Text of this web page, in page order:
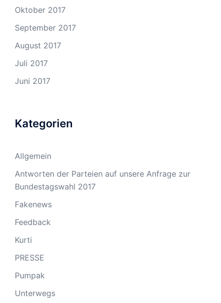
Oktober 2017
September 2017
August 2017
Juli 2017
Juni 2017
Kategorien
Allgemein
Antworten der Parteien auf unsere Anfrage zur
Bundestagswahl 2017
Fakenews
Feedback
Kurti
PRESSE
Pumpak
Unterwegs